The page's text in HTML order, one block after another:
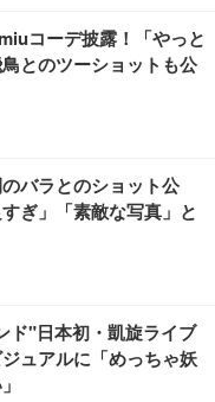
コーデ披露！「やっと
とのツーショットも公
バラとのショット公
ぎ」「素敵な写真」と
ド"日本初・凱旋ライブ
ュアルに「めっちゃ妖